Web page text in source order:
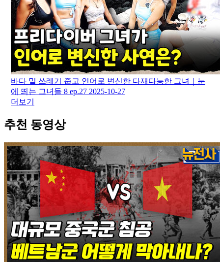
바다 밑 쓰레기 줍고 인어로 변신한 다재다능한 그녀｜눈
에 띄는 그녀들 8 ep.27 2025-10-27
더보기
추천 동영상